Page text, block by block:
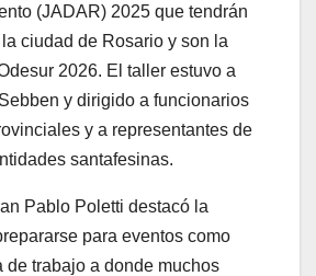
(JADAR) 2025 que tendrán
ciudad de Rosario y son la
2026. El taller estuvo a
y dirigido a funcionarios
y a representantes de
santafesinas.
Pablo Poletti destacó la
para eventos como
de trabajo a donde muchos